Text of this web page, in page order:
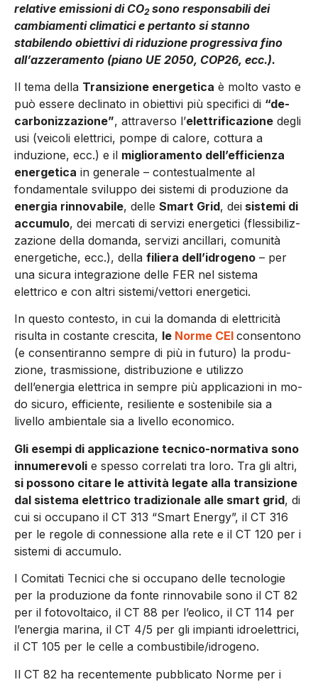
relative emissioni di CO2 sono responsabili dei
cambiamenti climatici e pertanto si stanno
stabilendo obiettivi di riduzione progressiva fino
all’azzeramento (piano UE 2050, COP26, ecc.).
Il tema della Transizione e­nergetica è molto vasto e
può essere declinato in o­biettivi più specifici di “de­
carbonizzazione”, attraverso l’e­lettrificazione degli
usi (veicoli elettrici, pompe di calore, cottu­ra a
induzione, ecc.) e il migliora­mento dell’efficienza
energetica in generale – contestualmente al
fondamentale sviluppo dei siste­mi di produzione da
energia rin­novabile, delle Smart Grid, dei sistemi di
accumulo, dei mercati di servizi energetici (flessibiliz­
zazione della domanda, servizi ancillari, comunità
energetiche, ecc.), della filiera dell’idrogeno – per
una sicura integrazione delle FER nel sistema
elettrico e con altri sistemi/vettori energetici.
In questo contesto, in cui la domanda di elettricità
risulta in costante crescita, le Norme CEI consentono
(e consentiranno sempre di più in futuro) la produ­
zione, trasmissione, distribuzio­ne e utilizzo
dell’energia elettrica in sempre più applicazioni in mo­
do sicuro, efficiente, resiliente e sostenibile sia a
livello ambienta­le sia a livello economico.
Gli esempi di applicazione tecni­co-normativa sono
innumerevoli e spesso correlati tra loro. Tra gli altri,
si possono citare le attività legate alla transizione
dal sistema elettrico tradizionale alle smart grid, di
cui si occupa­no il CT 313 “Smart Energy”, il CT 316
per le regole di connessione alla rete e il CT 120 per i
sistemi di accumulo.
I Comitati Tecnici che si occupa­no delle tecnologie
per la produ­zione da fonte rinnovabile sono il CT 82
per il fotovoltaico, il CT 88 per l’eolico, il CT 114 per
l’energia marina, il CT 4/5 per gli impianti idroelettrici,
il CT 105 per le celle a combustibile/idrogeno.
Il CT 82 ha recentemente pub­blicato Norme per i